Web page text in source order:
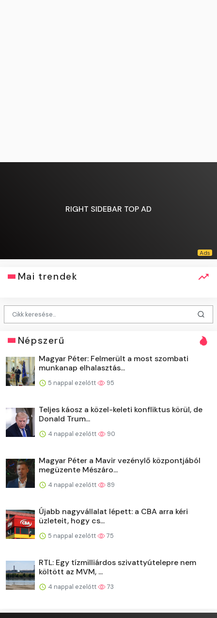
RIGHT SIDEBAR TOP AD
Mai trendek
Népszerű
Magyar Péter: Felmerült a most szombati
munkanap elhalasztás...
5 nappal ezelőtt 95
Teljes káosz a közel-keleti konfliktus körül, de
Donald Trum...
4 nappal ezelőtt 90
Magyar Péter a Mavir vezénylő központjából
megüzente Mészáro...
4 nappal ezelőtt 89
Újabb nagyvállalat lépett: a CBA arra kéri
üzleteit, hogy cs...
5 nappal ezelőtt 75
RTL: Egy tízmilliárdos szivattyútelepre nem
költött az MVM, ...
4 nappal ezelőtt 73